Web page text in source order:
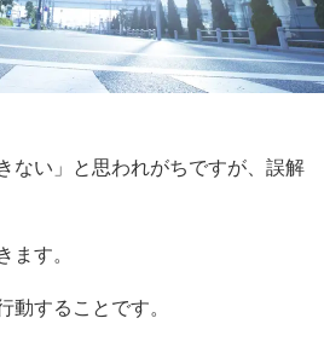
ない」と思われがちですが、誤解
ます。
動することです。